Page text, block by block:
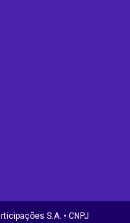
S.A. • CNPJ